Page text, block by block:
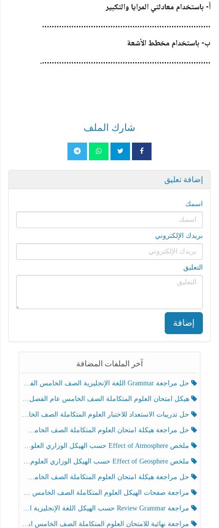
أ- باستخدام معادلتي المرايا والتكبير
……………………………………………………………
ب- باستخدام مخطط الأشعة
…………………………………………………………….
شارك الملف
إضافة تعليق
اسمك
بريدك الإلكتروني
التعليق
إضافة
آخر الملفات المضافة
حل مراجعة Grammar اللغة الإنجليزية الصف الخامس الفصل الثالث
هيكل امتحان العلوم المتكاملة الصف الخامس عام الفصل الدراسي الثالث 2025-2026
حل تدريبات الاستعداد للاختبار العلوم المتكاملة الصف الخامس عام الفصل الثالث
حل مراجعة هيكلة امتحان العلوم المتكاملة الصف الخامس انسبير الفصل الثالث
ملخص Effect of Atmosphere حسب الهيكل الوزاري العلوم المتكاملة الصف الخامس انسبير الفصل الثالث
ملخص Effect of Geosphere حسب الهيكل الوزاري العلوم المتكاملة الصف الخامس انسبير الفصل الثالث
حل مراجعة هيكلة امتحان العلوم المتكاملة الصف الخامس عام الفصل الثالث
مراجعة صفحات الهيكل العلوم المتكاملة الصف الخامس انسبير الفصل الثالث
مراجعة Review Grammar حسب الهيكل اللغة الإنجليزية الصف الخامس الفصل الثالث
مراجعة نهائية للامتحان العلوم المتكاملة الصف الخامس انسبير الفصل الثالث